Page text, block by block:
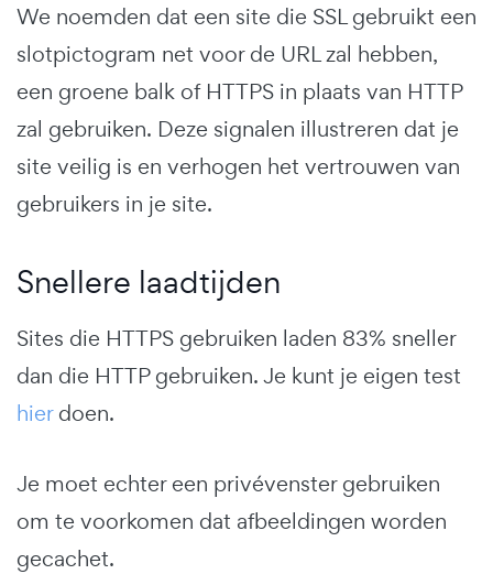
We noemden dat een site die SSL gebruikt een
slotpictogram net voor de URL zal hebben,
een groene balk of HTTPS in plaats van HTTP
zal gebruiken. Deze signalen illustreren dat je
site veilig is en verhogen het vertrouwen van
gebruikers in je site.
Snellere laadtijden
Sites die HTTPS gebruiken laden 83% sneller
dan die HTTP gebruiken. Je kunt je eigen test
hierdoen.
Je moet echter een privévenster gebruiken
om te voorkomen dat afbeeldingen worden
gecachet.